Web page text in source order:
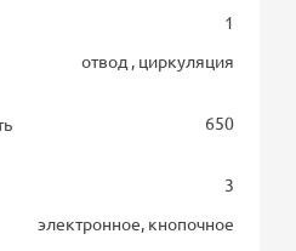
1
отвод , циркуляция
650
3
электронное, кнопочное